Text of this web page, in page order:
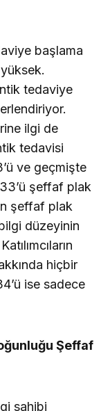
başlama
tedaviye
ilgi de
tedavisi
ve geçmişte
şeffaf plak
şeffaf plak
düzeyinin
hiçbir
ise sadece
Şeffaf
sahibi